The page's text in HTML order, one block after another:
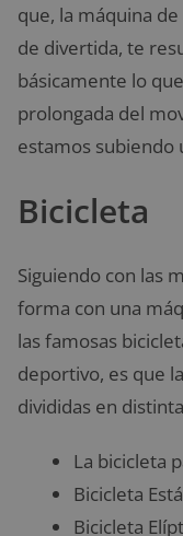
que, la máquina
de divertida, te
básicamente lo
prolongada del
estamos subiendo
Bicicleta
Siguiendo con las
forma con una
las famosas
deportivo, es que
divididas en
La bicicleta
Bicicleta
Bicicleta